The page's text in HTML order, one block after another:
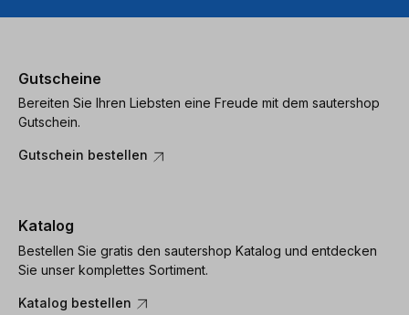
Gutscheine
Bereiten Sie Ihren Liebsten eine Freude mit dem sautershop
Gutschein.
Gutschein bestellen
Katalog
Bestellen Sie gratis den sautershop Katalog und entdecken
Sie unser komplettes Sortiment.
Katalog bestellen